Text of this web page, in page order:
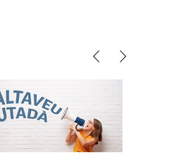
Anterior